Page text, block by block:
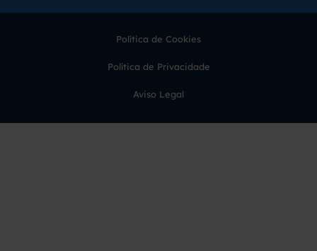
Política de Cookies
Política de Privacidade
Aviso Legal